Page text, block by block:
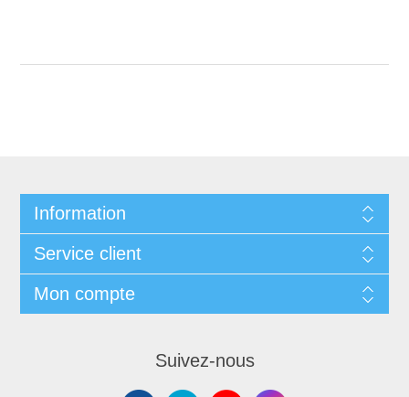
Information
Service client
Mon compte
Suivez-nous